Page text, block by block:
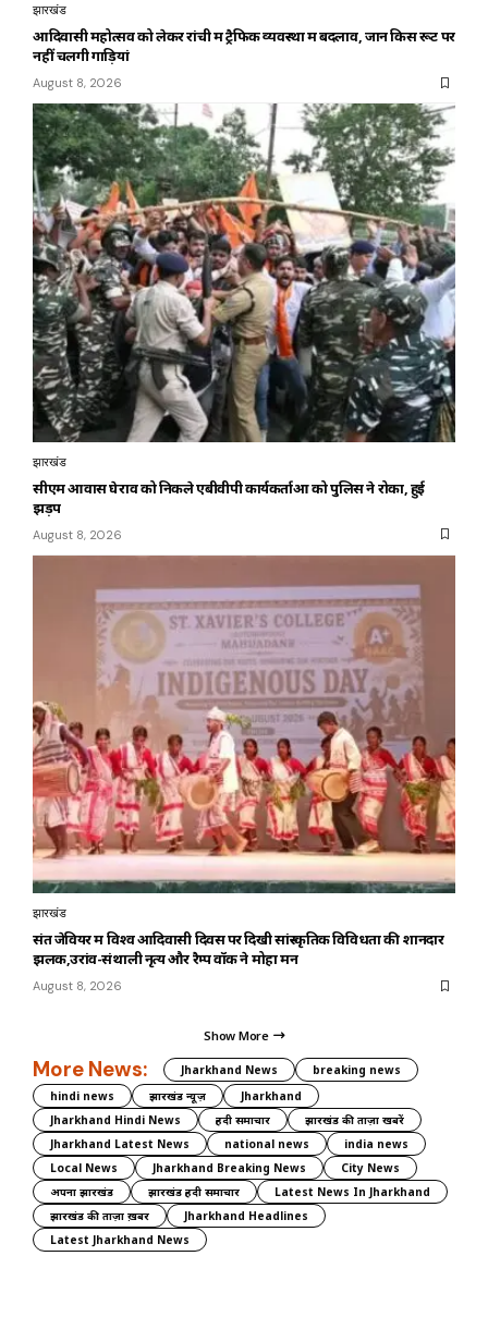
झारखंड
आदिवासी महोत्सव को लेकर रांची में ट्रैफिक व्यवस्था में बदलाव, जानें किस रूट पर
नहीं चलेंगी गाड़ियां
August 8, 2026
झारखंड
सीएम आवास घेराव को निकले एबीवीपी कार्यकर्ताओं को पुलिस ने रोका, हुई
झड़प
August 8, 2026
झारखंड
संत जेवियर में विश्व आदिवासी दिवस पर दिखी सांस्कृतिक विविधता की शानदार
झलक,उरांव-संथाली नृत्य और रैम्प वॉक ने मोहा मन
August 8, 2026
Show More
More News: Jharkhand News
breaking news
hindi news
झारखंड न्यूज़
Jharkhand
Jharkhand Hindi News
हिंदी समाचार
झारखंड की ताज़ा खबरें
Jharkhand Latest News
national news
india news
Local News
Jharkhand Breaking News
City News
अपना झारखंड
झारखंड हिंदी समाचार
Latest News In Jharkhand
झारखंड की ताज़ा ख़बर
Jharkhand Headlines
Latest Jharkhand News